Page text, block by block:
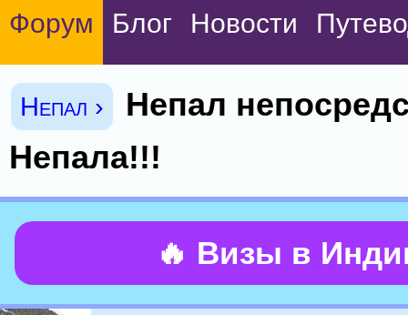
Форум Блог Новости
Непал ›
Непал
Непала!!!
🔥 Визы в